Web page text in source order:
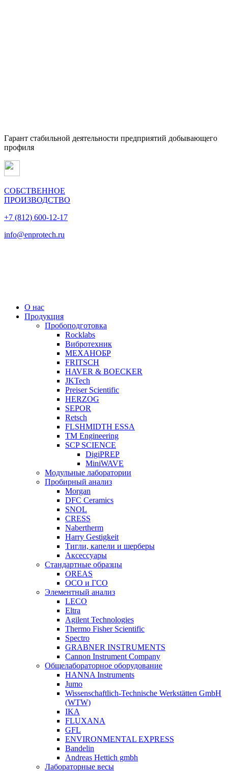
Гарант стабильной деятельности предприятий добывающего
профиля
СОБСТВЕННОЕ
ПРОИЗВОДСТВО
+7 (812) 600-12-17
info@enprotech.ru
О нас
Продукция
Пробоподготовка
Rocklabs
Вибротехник
МЕХАНОБР
FRITSCH
HAVER & BOECKER
JKTech
Preiser Scientific
HERZOG
SEPOR
Retsch
FLSHMIDTH ESSA
TM Engineering
SCP SCIENCE
DigiPREP
MiniWAVE
Модульные лаборатории
Пробирный анализ
Morgan
DFC Ceramics
SNOL
CRESS
Nabertherm
Harry Gestigkeit
Тигли, капели и шерберы
Аксессуары
Стандартные образцы
OREAS
ОСО и ГСО
Элементный анализ
LECO
Eltra
Agilent Technologies
Thermo Fisher Scientific
Spectro
GRABNER INSTRUMENTS
Cannon Instrument Company
Общелабораторное оборудование
HANNA Instruments
Jumo
Wissenschaftlich-Technische Werkstätten GmbH
(WTW)
IKA
FLUXANA
GFL
ENVIRONMENTAL EXPRESS
Bandelin
Andreas Hettich gmbh
Лабораторные весы